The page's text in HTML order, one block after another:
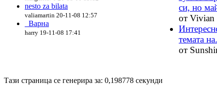
nesto za bilata
valiamartin 20-11-08 12:57
Варна
harry 19-11-08 17:41
си, но
от
темата
от
Тази страница се генерира за: 0,198778 секунди